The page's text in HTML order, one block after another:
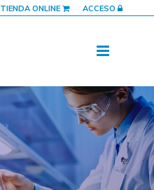
TIENDA ONLINE ACCESO